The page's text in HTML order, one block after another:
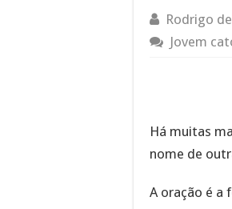
Rodrigo
Jovem
Há muitas
nome de
A oração é a